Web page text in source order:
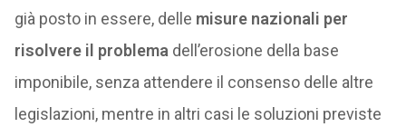
già posto in essere, delle misure nazionali per
risolvere il problema dell’erosione della base
imponibile, senza attendere il consenso delle altre
legislazioni, mentre in altri casi le soluzioni previste